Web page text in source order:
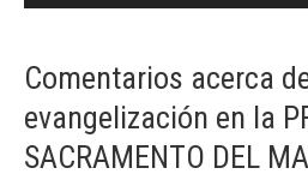
Comentarios acerca
evangelización en la
SACRAMENTO DEL